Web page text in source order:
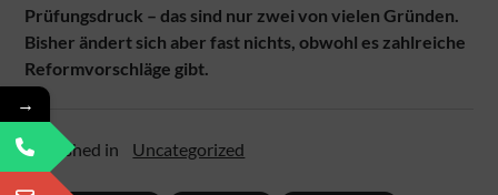
Prüfungsdruck – das sind nur zwei von vielen Gründen.
Bisher ändert sich aber fast nichts, obwohl es zahlreiche
Reformvorschläge gibt.
Published in Uncategorized
→